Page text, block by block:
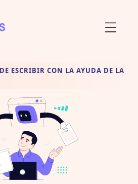
ESCRIBIR CON LA AYUDA DE LA